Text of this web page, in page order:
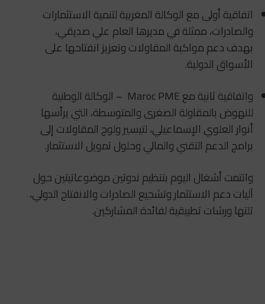
اتفاقية أولى مع الوكالة المغربية لتنمية الاستثمارات
والصادرات، ممثلة في مديرها العام علي صديقي،
بهدف دعم مواكبة المقاولات وتعزيز انفتاحها على
الأسواق الدولية.
واتفاقية ثانية معMaroc PME – الوكالة الوطنية
للنهوض بالمقاولة الصغرى والمتوسطة، التي يرأسها
أنوار العلوي الإسماعيلي، لتيسير ولوج المقاولات إلى
برامج الدعم التقني والمالي وحلول تمويل الاستثمار.
واتتمت أشغال اليوم بتنظيم ندوتين موضوعاتيتين حول
آليات دعم الاستثمار وتشجيع الصادرات والانفتاح الدولي،
تلتها ورشات تطبيقية لفائدة المشاركين.